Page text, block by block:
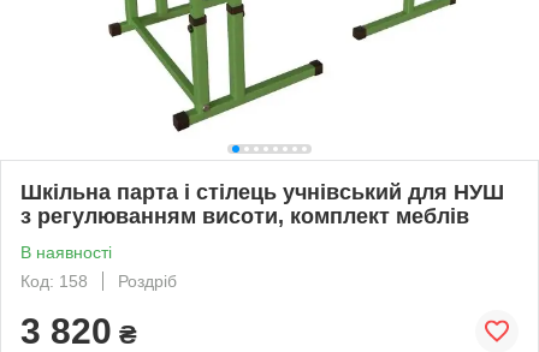
Шкільна парта і стілець учнівський для НУШ
з регулюванням висоти, комплект меблів
В наявності
Код: 158
Роздріб
3 820 ₴